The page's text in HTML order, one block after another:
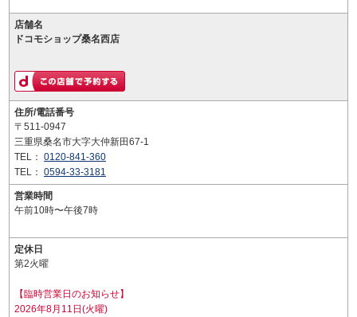
店舗名
ドコモショップ桑名西店
住所/電話番号
〒511-0947
三重県桑名市大字大仲新田67-1
TEL： 0120-841-360
TEL： 0594-33-3181
営業時間
午前10時〜午後7時
定休日
第2火曜
【臨時営業日のお知らせ】
2026年8月11日(火曜)